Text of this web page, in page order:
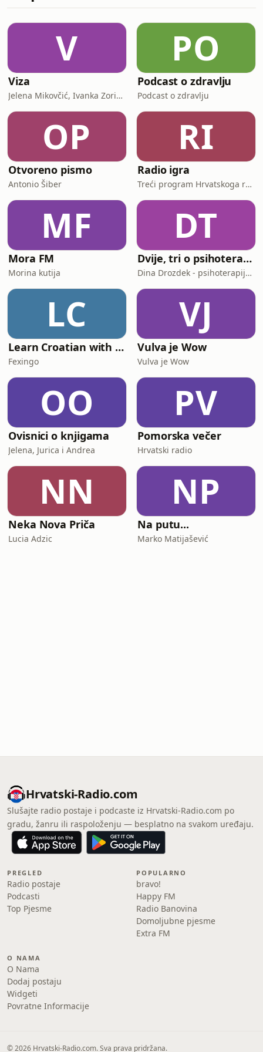
zabave, što je generalno moj moto, a
istovremeno pokušavam da
predstavim temu što objektivnije
V
Viza
Jelena Mikovčić, Ivanka Zorić, Ana-Bella Leikauff, Jelena Maštruko, Dražen Korda, Tihomir Vinković, Danja Dubravac
PO
Podcast o zdravlju
Podcast o zdravlju
OP
Otvoreno pismo
Antonio Šiber
RI
Radio igra
Treći program Hrvatskoga radija
MF
Mora FM
Morina kutija
DT
Dvije, tri o psihoterapiji
Dina Drozdek - psihoterapija, NLP, mentalno zdravlje
LC
Learn Croatian with Fexingo
Fexingo
VJ
Vulva je Wow
Vulva je Wow
OO
Ovisnici o knjigama
Jelena, Jurica i Andrea
PV
Pomorska večer
Hrvatski radio
NN
Neka Nova Priča
Lucia Adzic
NP
Na putu...
Marko Matijašević
Hrvatski-Radio.com
Slušajte radio postaje i podcaste iz Hrvatski-Radio.com po
gradu, žanru ili raspoloženju — besplatno na svakom uređaju.
PREGLED
Radio postaje
Podcasti
Top Pjesme
POPULARNO
bravo!
Happy FM
Radio Banovina
Domoljubne pjesme
Extra FM
O NAMA
O Nama
Dodaj postaju
Widgeti
Povratne Informacije
© 2026 Hrvatski-Radio.com. Sva prava pridržana.